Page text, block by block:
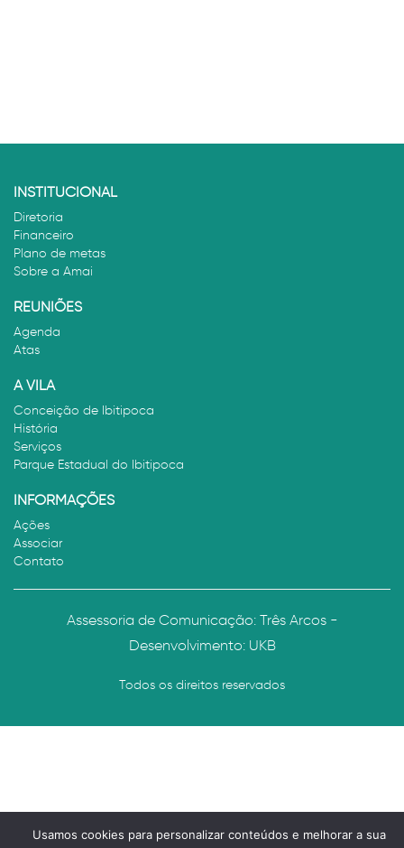
Usamos cookies para personalizar conteúdos e melhorar a sua
INSTITUCIONAL
Diretoria
Financeiro
Plano de metas
Sobre a Amai
REUNIÕES
Agenda
Atas
A VILA
Conceição de Ibitipoca
História
Serviços
Parque Estadual do Ibitipoca
INFORMAÇÕES
Ações
Associar
Contato
Assessoria de Comunicação: Três Arcos -
Desenvolvimento: UKB
Todos os direitos reservados